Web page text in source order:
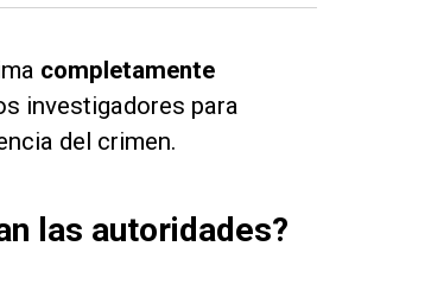
completamente
investigadores para
del crimen.
las autoridades?